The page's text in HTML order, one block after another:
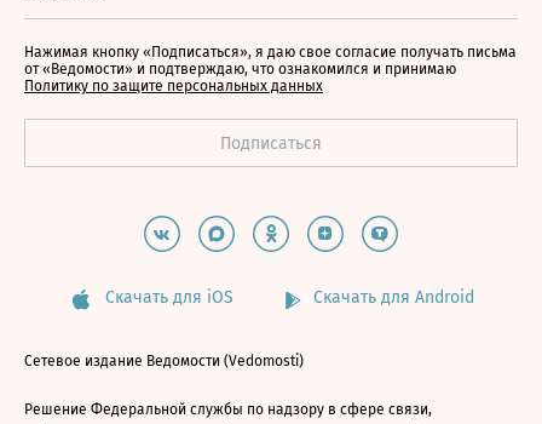
Нажимая кнопку «Подписаться», я даю свое согласие получать письма
от «Ведомости» и подтверждаю, что ознакомился и принимаю
Политику по защите персональных данных
Скачать для iOS Скачать для Android
Сетевое издание Ведомости (Vedomosti)
Решение Федеральной службы по надзору в сфере связи,